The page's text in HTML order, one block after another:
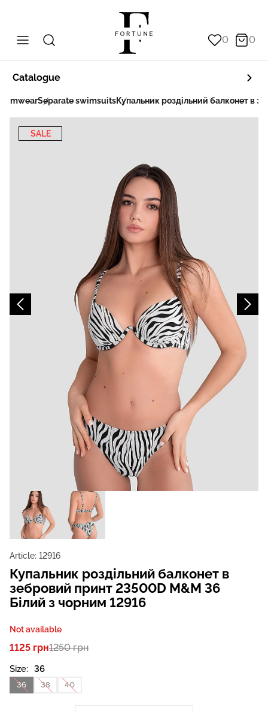
0 0
Catalogue
Separate swimsuitsКупальник роздільний балконет в
SALE
Article: 12916
Купальник роздільний балконет в
зебровий принт 23500D M&M 36
Білий з чорним 12916
Not available
1125 грн1250 грн
Size: 36
36 38 40